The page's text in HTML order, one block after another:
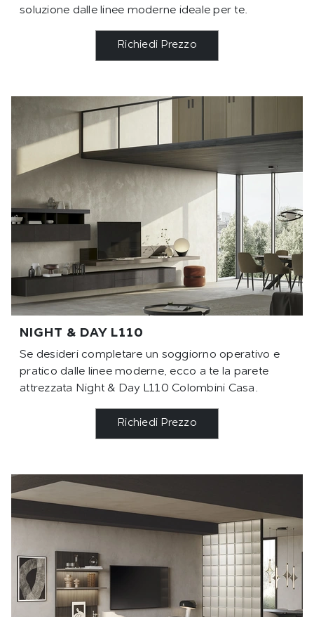
soluzione dalle linee moderne ideale per te.
Richiedi Prezzo
NIGHT & DAY L110
Se desideri completare un soggiorno operativo e
pratico dalle linee moderne, ecco a te la parete
attrezzata Night & Day L110 Colombini Casa.
Richiedi Prezzo